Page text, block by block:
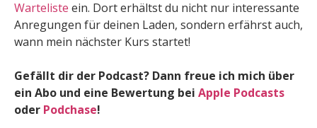
Warteliste ein. Dort erhältst du nicht nur interessante
Anregungen für deinen Laden, sondern erfährst auch,
wann mein nächster Kurs startet!
Gefällt dir der Podcast? Dann freue ich mich über
ein Abo und eine Bewertung bei Apple Podcasts
oder Podchase!